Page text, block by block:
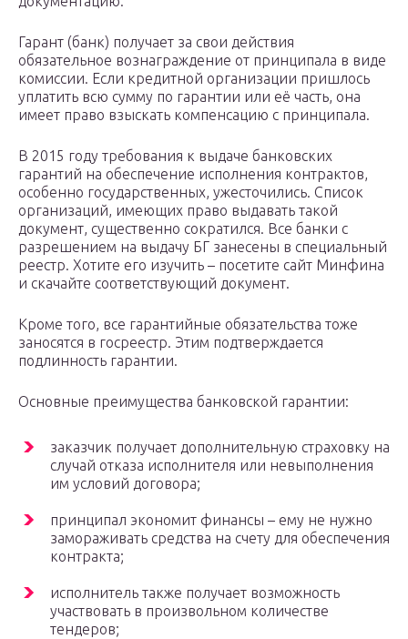
Гарант (банк) получает за свои действия
обязательное вознаграждение от принципала в виде
комиссии. Если кредитной организации пришлось
уплатить всю сумму по гарантии или её часть, она
имеет право взыскать компенсацию с принципала.
В 2015 году требования к выдаче банковских
гарантий на обеспечение исполнения контрактов,
особенно государственных, ужесточились. Список
организаций, имеющих право выдавать такой
документ, существенно сократился. Все банки с
разрешением на выдачу БГ занесены в специальный
реестр. Хотите его изучить – посетите сайт Минфина
и скачайте соответствующий документ.
Кроме того, все гарантийные обязательства тоже
заносятся в госреестр. Этим подтверждается
подлинность гарантии.
Основные преимущества банковской гарантии:
заказчик получает дополнительную страховку на
случай отказа исполнителя или невыполнения
им условий договора;
принципал экономит финансы – ему не нужно
замораживать средства на счету для обеспечения
контракта;
исполнитель также получает возможность
участвовать в произвольном количестве
тендеров;